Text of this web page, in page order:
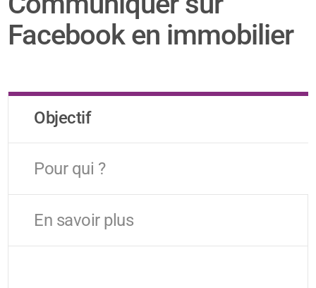
Facebook en immobilier
Objectif
Pour qui ?
En savoir plus